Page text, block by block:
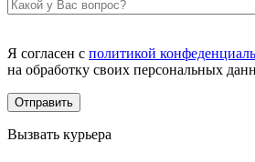
Я согласен с политикой
на обработку своих персональных
Вызвать курьера